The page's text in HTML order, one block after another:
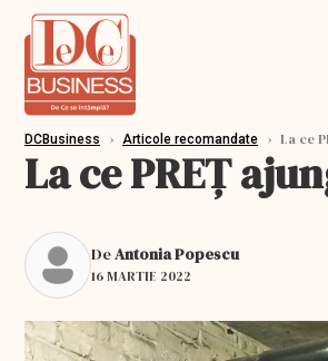
DCBusiness › Articole recomandate › La ce
La ce PREȚ
DeAntonia Popescu
16 MARTIE 2022